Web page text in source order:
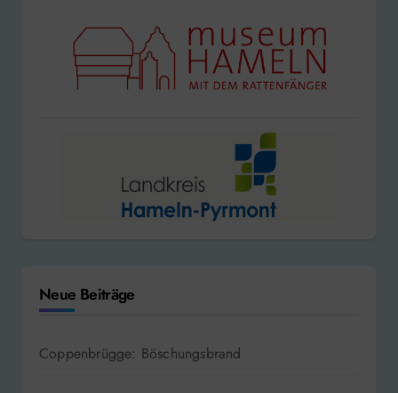
Neue Beiträge
Coppenbrügge: Böschungsbrand